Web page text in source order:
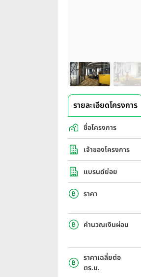
รายละเอียดโครงการ
ชื่อโครงการ
เจ้าของโครงการ
แบรนด์ย่อย
ราคา
คำนวณเงินผ่อน
ราคาเฉลี่ยต่อ
ตร.ม.